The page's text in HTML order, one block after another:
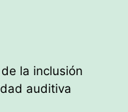
la inclusión
auditiva